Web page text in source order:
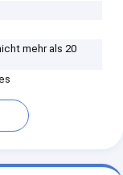
mehr als 20